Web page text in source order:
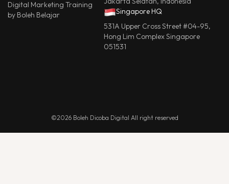
Digital Marketing Training
by Boleh Belajar
Singapore HQ
531A Upper Cross Street #04-95,
Hong Lim Complex Singapore
051531
©2026 Boleh Dicoba Digital All right reserved